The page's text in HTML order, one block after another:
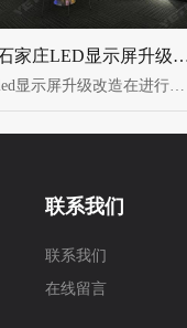
石家庄LED显示屏
联系我们
联系我们
在线留言